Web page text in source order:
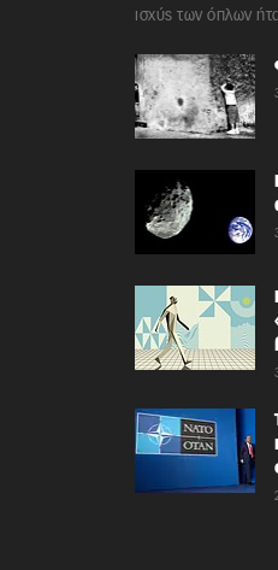
ισχύς των όπλων